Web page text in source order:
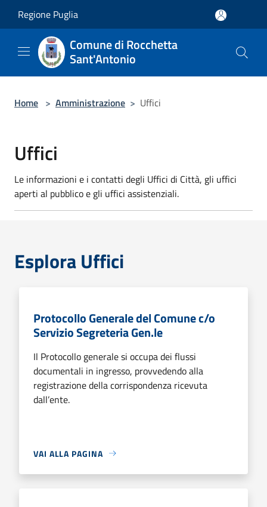
Regione Puglia
Comune di Rocchetta
Sant'Antonio
Home > Amministrazione > Uffici
Uffici
Le informazioni e i contatti degli Uffici di Città, gli uffici
aperti al pubblico e gli uffici assistenziali.
Esplora Uffici
Protocollo Generale del Comune c/o
Servizio Segreteria Gen.le
Il Protocollo generale si occupa dei flussi
documentali in ingresso, provvedendo alla
registrazione della corrispondenza ricevuta
dall’ente.
VAI ALLA PAGINA